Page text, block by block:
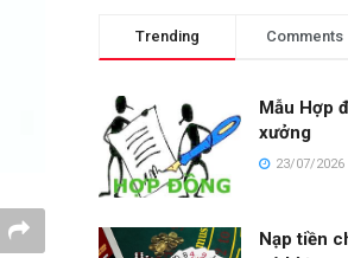
Trending Comments
Mẫu Hợp
xưởng
23/07/2026
Nạp tiền